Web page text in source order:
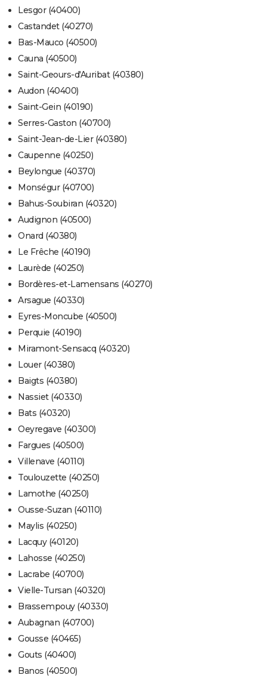
Lesgor (40400)
Castandet (40270)
Bas-Mauco (40500)
Cauna (40500)
Saint-Geours-d'Auribat (40380)
Audon (40400)
Saint-Gein (40190)
Serres-Gaston (40700)
Saint-Jean-de-Lier (40380)
Caupenne (40250)
Beylongue (40370)
Monségur (40700)
Bahus-Soubiran (40320)
Audignon (40500)
Onard (40380)
Le Frêche (40190)
Laurède (40250)
Bordères-et-Lamensans (40270)
Arsague (40330)
Eyres-Moncube (40500)
Perquie (40190)
Miramont-Sensacq (40320)
Louer (40380)
Baigts (40380)
Nassiet (40330)
Bats (40320)
Oeyregave (40300)
Fargues (40500)
Villenave (40110)
Toulouzette (40250)
Lamothe (40250)
Ousse-Suzan (40110)
Maylis (40250)
Lacquy (40120)
Lahosse (40250)
Lacrabe (40700)
Vielle-Tursan (40320)
Brassempouy (40330)
Aubagnan (40700)
Gousse (40465)
Gouts (40400)
Banos (40500)